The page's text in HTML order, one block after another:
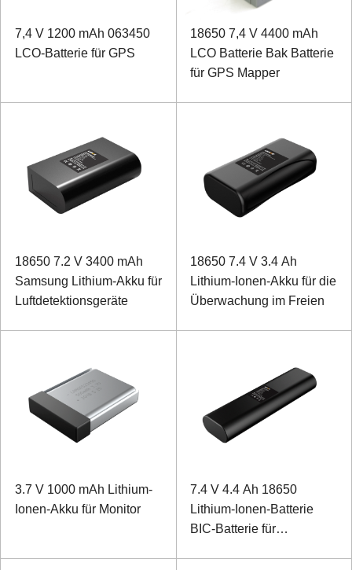
7,4 V 1200 mAh 063450
LCO-Batterie für GPS
18650 7,4 V 4400 mAh
LCO Batterie Bak Batterie
für GPS Mapper
18650 7.2 V 3400 mAh
Samsung Lithium-Akku für
Luftdetektionsgeräte
18650 7.4 V 3.4 Ah
Lithium-Ionen-Akku für die
Überwachung im Freien
3.7 V 1000 mAh Lithium-
Ionen-Akku für Monitor
7.4 V 4.4 Ah 18650
Lithium-Ionen-Batterie
BIC-Batterie für